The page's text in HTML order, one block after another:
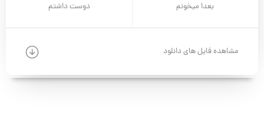
بعدا میخونم دوست داشتم
مشاهده فایل های دانلود